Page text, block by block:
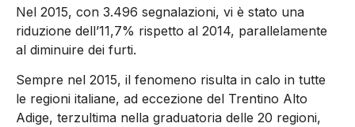
Nel 2015, con 3.496 segnalazioni, vi è stato una
riduzione dell’11,7% rispetto al 2014, parallelamente
al diminuire dei furti.
Sempre nel 2015, il fenomeno risulta in calo in tutte
le regioni italiane, ad eccezione del Trentino Alto
Adige, terzultima nella graduatoria delle 20 regioni,